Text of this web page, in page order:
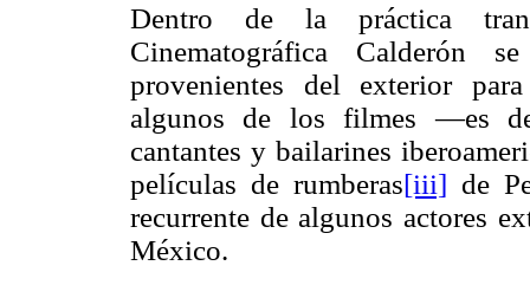
Dentro de la práctica
Cinematográfica Calderón
provenientes del exterior
algunos de los filmes —es
cantantes y bailarines
películas de rumberas[iii] de
recurrente de algunos actores
México.